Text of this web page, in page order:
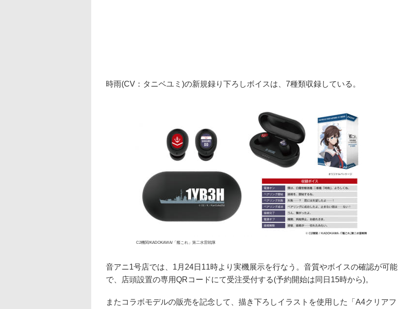
時雨(CV：タニベユミ)の新規録り下ろしボイスは、7種類収録している。
C2機関/KADOKAWA/「艦これ」第二水雷戦隊
音アニ1号店では、1月24日11時より実機展示を行なう。音質やボイスの確認が可能
で、店頭設置の専用QRコードにて受注受付する(予約開始は同日15時から)。
またコラボモデルの販売を記念して、描き下ろしイラストを使用した「A4クリアフ